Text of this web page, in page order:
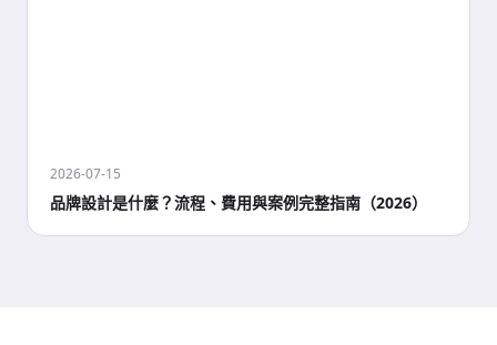
2026-07-15
品牌設計是什麼？流程、費用與案例完整指南（2026）